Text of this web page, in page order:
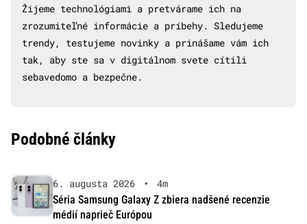
Žijeme technológiami a pretvárame ich na
zrozumiteľné informácie a príbehy. Sledujeme
trendy, testujeme novinky a prinášame vám ich
tak, aby ste sa v digitálnom svete cítili
sebavedomo a bezpečne.
Podobné články
6. augusta 2026 •
4m
Séria Samsung Galaxy Z zbiera nadšené recenzie
médií naprieč Európou